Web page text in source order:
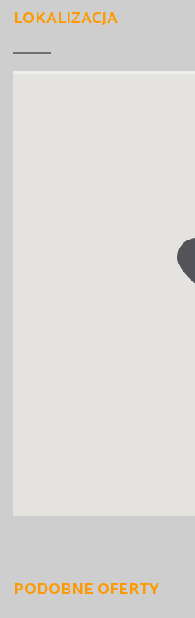
LOKALIZACJA
PODOBNE OFERTY